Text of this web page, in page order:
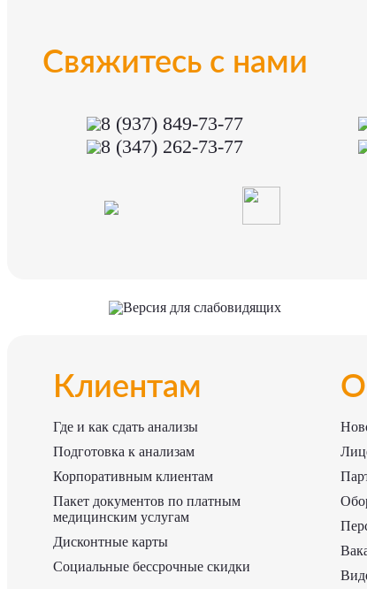
Свяжитесь с нами
8 (937) 849-73-77
8 (347) 262-73-77
Версия для слабовидящих
Клиентам
Где и как сдать анализы
Подготовка к анализам
Корпоративным клиентам
Пакет документов по платным
медицинским услугам
Дисконтные карты
Социальные бессрочные скидки
О